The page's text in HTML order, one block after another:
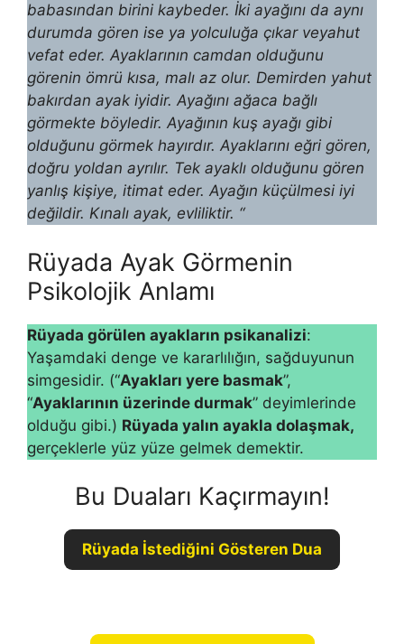
babasından birini kay­beder. İki ayağını da aynı
durumda gören ise ya yol­culuğa çıkar veyahut
vefat eder. Ayaklarının camdan ol­duğunu
görenin ömrü kısa, malı az olur. Demirden yahut
bakırdan ayak iyidir. Ayağını ağaca bağlı
görmekte böyledir. Ayağının kuş ayağı gibi
olduğunu görmek hayırdır. Ayaklarını eğri gören,
doğru yoldan ayrılır. Tek ayaklı ol­duğunu gören
yanlış kişiye, itimat eder. Ayağın kü­çülmesi iyi
değildir. Kınalı ayak, evliliktir. “
Rüyada Ayak Görmenin
Psikolojik Anlamı
Rüyada görülen ayakların psikanalizi:
Yaşamdaki denge ve kararlılığın, sağduyunun
sim­gesidir. (“Ayakları yere basmak”,
“Ayaklarının üzerinde dur­mak” deyimlerinde
olduğu gibi.) Rüyada yalın ayakla dolaş­mak,
gerçeklerle yüz yüze gelmek demektir.
Bu Duaları Kaçırmayın!
Rüyada İstediğini Gösteren Dua